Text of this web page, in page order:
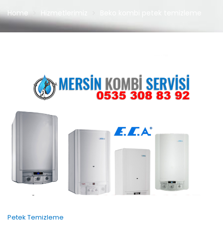
Home Hizmetlerimiz
Petek Temizleme